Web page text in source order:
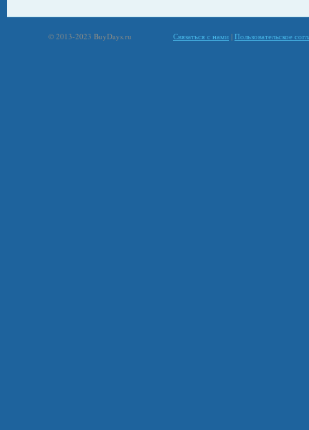
© 2013-2023 BuyDays.ru Связаться с нами | Пользовательское